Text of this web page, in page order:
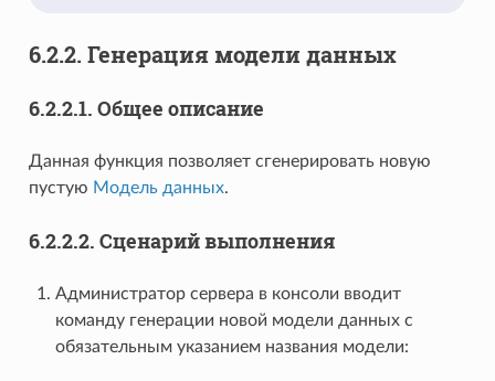
6.2.2. Генерация модели данных
6.2.2.1. Общее описание
Данная функция позволяет сгенерировать новую
пустую Модель данных.
6.2.2.2. Сценарий выполнения
Администратор сервера в консоли вводит
команду генерации новой модели данных с
обязательным указанием названия модели: